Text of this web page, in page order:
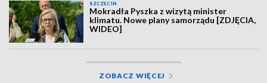
SZCZECIN
Mokradła Pyszka z wizytą minister
klimatu. Nowe plany samorządu [ZDJĘCIA,
WIDEO]
ZOBACZ WIĘCEJ